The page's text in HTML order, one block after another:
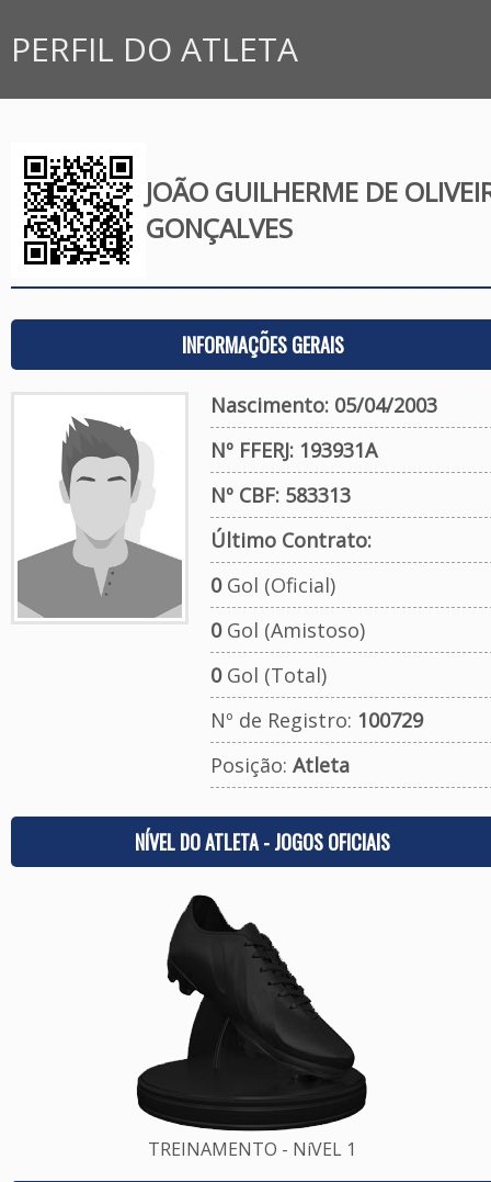
PERFIL DO ATLETA
JOÃO GUILHERME DE
GONÇALVES
INFORMAÇÕES GERAIS
Nascimento: 05/04/2003
Nº FFERJ: 193931A
Nº CBF: 583313
Último Contrato:
0Gol (Oficial)
0Gol (Amistoso)
0Gol (Total)
Nº de Registro: 100729
Posição: Atleta
NÍVEL DO ATLETA - JOGOS OFICIAIS
TREINAMENTO - NíVEL 1